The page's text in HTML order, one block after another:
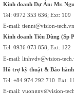
Kinh doanh Dự Án: Mr.
Tel: 0972 353 636; Ext: 109
E-mail: tiennt@vision-tech.vn
Kinh doanh Tiêu Dùng (Sp
Tel: 0936 073 858; Ext: 122
E-mail: linhvdv@vision-
Hỗ trợ kỹ thuật & Bảo
Tel: +84 974 292 710 Ext:
E-mail: vuongnv@vision-